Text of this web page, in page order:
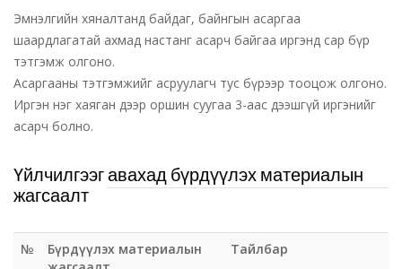
Эмнэлгийн хяналтанд байдаг, байнгын асаргаа
шаардлагатай ахмад настанг асарч байгаа иргэнд сар бүр
тэтгэмж олгоно.
Асаргааны тэтгэмжийг асруулагч тус бүрээр тооцож олгоно.
Иргэн нэг хаяган дээр оршин суугаа 3-аас дээшгүй иргэнийг
асарч болно.
Үйлчилгээг авахад бүрдүүлэх материалын
жагсаалт
№
Бүрдүүлэх материалын
Тайлбар